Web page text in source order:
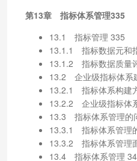
第13章 指标体系管理335
13.1 指标管理 335
13.1.1 指标数据元和
13.1.2 指标数据质量
13.2 企业级指标体系
13.2.1 指标体系构建
13.2.2 企业级指标体
13.3 指标体系管理的
13.3.1 指标体系管理
13.3.2 指标体系管理
13.4 指标体系管理